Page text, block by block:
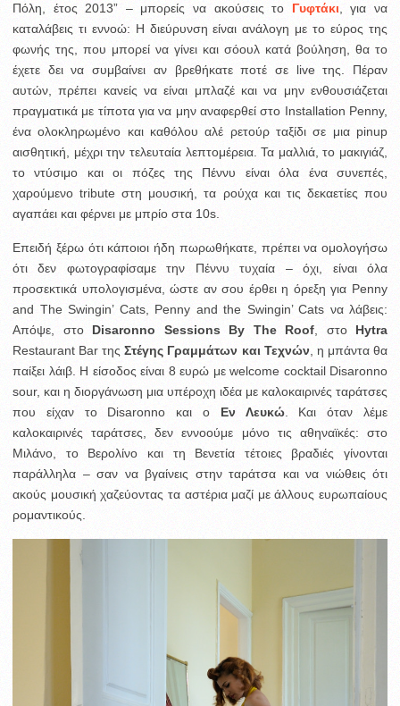
Πόλη, έτος 2013” – μπορείς να ακούσεις το Γυφτάκι, για να
καταλάβεις τι εννοώ: Η διεύρυνση είναι ανάλογη με το εύρος της
φωνής της, που μπορεί να γίνει και σόουλ κατά βούληση, θα το
έχετε δει να συμβαίνει αν βρεθήκατε ποτέ σε live της. Πέραν
αυτών, πρέπει κανείς να είναι μπλαζέ και να μην ενθουσιάζεται
πραγματικά με τίποτα για να μην αναφερθεί στο Installation Penny,
ένα ολοκληρωμένο και καθόλου αλέ ρετούρ ταξίδι σε μια pinup
αισθητική, μέχρι την τελευταία λεπτομέρεια. Τα μαλλιά, το μακιγιάζ,
το ντύσιμο και οι πόζες της Πέννυ είναι όλα ένα συνεπές,
χαρούμενο tribute στη μουσική, τα ρούχα και τις δεκαετίες που
αγαπάει και φέρνει με μπρίο στα 10s.
Επειδή ξέρω ότι κάποιοι ήδη πωρωθήκατε, πρέπει να ομολογήσω
ότι δεν φωτογραφίσαμε την Πέννυ τυχαία – όχι, είναι όλα
προσεκτικά υπολογισμένα, ώστε αν σου έρθει η όρεξη για Penny
and The Swingin’ Cats, Penny and the Swingin’ Cats να λάβεις:
Απόψε, στο Disaronno Sessions By The Roof, στο Hytra
Restaurant Bar τηςΣτέγης Γραμμάτων και Τεχνών, η μπάντα θα
παίξει λάιβ. Η είσοδος είναι 8 ευρώ με welcome cocktail Disaronno
sour, και η διοργάνωση μια υπέροχη ιδέα με καλοκαιρινές ταράτσες
που είχαν το Disaronno και ο Εν Λευκώ. Και όταν λέμε
καλοκαιρινές ταράτσες, δεν εννοούμε μόνο τις αθηναϊκές: στο
Μιλάνο, το Βερολίνο και τη Βενετία τέτοιες βραδιές γίνονται
παράλληλα – σαν να βγαίνεις στην ταράτσα και να νιώθεις ότι
ακούς μουσική χαζεύοντας τα αστέρια μαζί με άλλους ευρωπαίους
ρομαντικούς.